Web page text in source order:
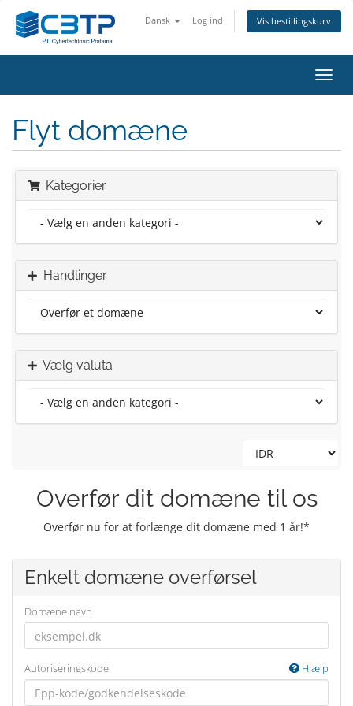
Dansk Log ind Vis bestillingskurv
Skift
Flyt domæne
Kategorier
Handlinger
Vælg valuta
Overfør dit domæne til os
Overfør nu for at forlænge dit domæne med 1 år!*
Enkelt domæne overførsel
Domæne navn
Autoriseringskode Hjælp